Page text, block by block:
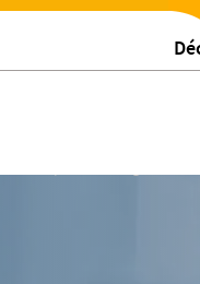
Elsan Hauts-de-
/Fête des Agents